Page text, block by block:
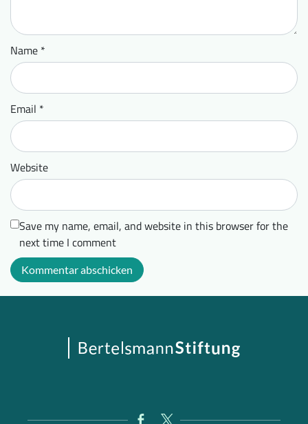
Name *
Email *
Website
Save my name, email, and website in this browser for the
next time I comment